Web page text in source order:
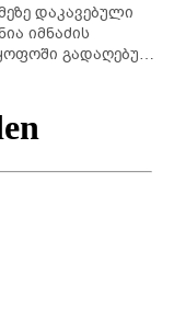
დაკავებული
იმნაძის
გადაღებულ